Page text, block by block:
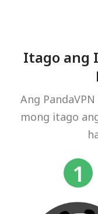
Itago ang
Ang
mong itago